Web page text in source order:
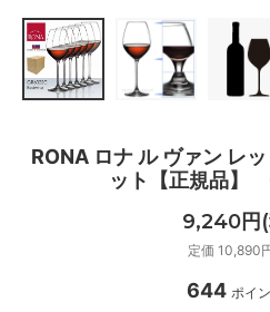
RONA ロナ ル ヴァン レ
ット【正規品】
9,240円
定価 10,890
644 ポイ